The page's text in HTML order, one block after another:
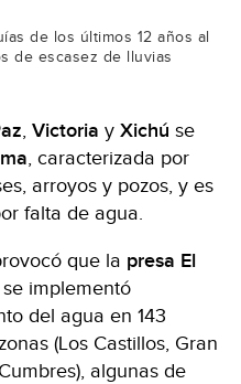
de los últimos 12 años al
de escasez de lluvias
,Victoria yXichú se
, caracterizada por
arroyos y pozos, y es
falta de agua.
que la presa El
implementó
del agua en 143
(Los Castillos, Gran
algunas de